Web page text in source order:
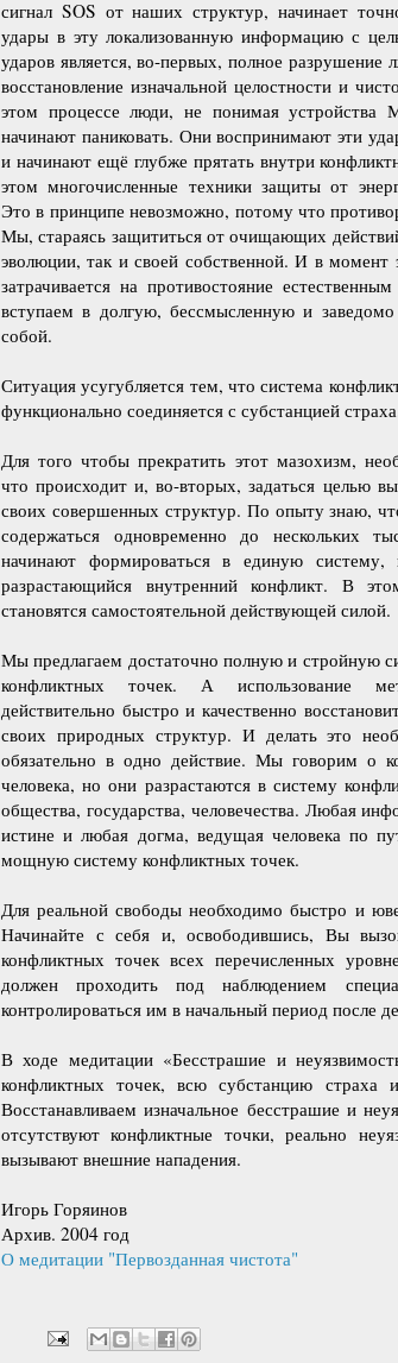
сигнал SOS от наших структур, начинает
удары в эту локализованную информацию с
ударов является, во-первых, полное
восстановление изначальной целостности и
этом процессе люди, не понимая устройства
начинают паниковать. Они воспринимают эти
и начинают ещё глубже прятать внутри
этом многочисленные техники защиты от
Это в принципе невозможно, потому что
Мы, стараясь защититься от очищающих
эволюции, так и своей собственной. И в момент
затрачивается на противостояние
вступаем в долгую, бессмысленную и
собой.
Ситуация усугубляется тем, что система
функционально соединяется с субстанцией
Для того чтобы прекратить этот мазохизм,
что происходит и, во-вторых, задаться целью
своих совершенных структур. По опыту знаю,
содержаться одновременно до нескольких
начинают формироваться в единую систему,
разрастающийся внутренний конфликт. В
становятся самостоятельной действующей силой.
Мы предлагаем достаточно полную и стройную
конфликтных точек. А использование
действительно быстро и качественно
своих природных структур. И делать это
обязательно в одно действие. Мы говорим о
человека, но они разрастаются в систему
общества, государства, человечества. Любая
истине и любая догма, ведущая человека по
мощную систему конфликтных точек.
Для реальной свободы необходимо быстро и
Начинайте с себя и, освободившись, Вы
конфликтных точек всех перечисленных
должен проходить под наблюдением
контролироваться им в начальный период после
В ходе медитации «Бесстрашие и
конфликтных точек, всю субстанцию страха
Восстанавливаем изначальное бесстрашие и
отсутствуют конфликтные точки, реально
вызывают внешние нападения.
Игорь Горяинов
Архив. 2004 год
О медитации "Первозданная чистота"